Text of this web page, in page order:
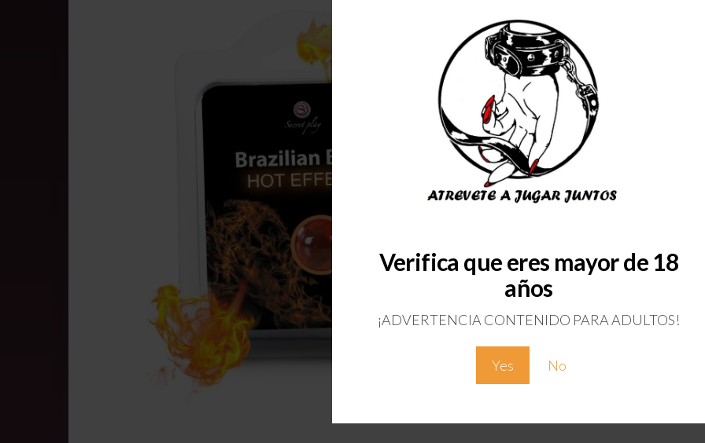
Verifica que eres mayor de 18
años
¡ADVERTENCIA CONTENIDO PARA ADULTOS!
Yes No
BRAZILIAN
CALOR
7,95€
2 disponibles
Download Catalog